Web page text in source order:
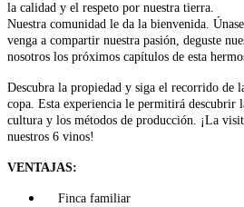
la calidad y el respeto por nuestra tierra.
Nuestra comunidad le da la bienvenida.
venga a compartir nuestra pasión, deguste
nosotros los próximos capítulos de esta
Descubra la propiedad y siga el recorrido de
copa. Esta experiencia le permitirá
cultura y los métodos de producción. ¡La
nuestros 6 vinos!
VENTAJAS:
Finca familiar